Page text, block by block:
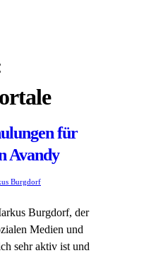
für
Avandy
Burgdorf
Burgdorf, der
Medien und
sehr aktiv ist und